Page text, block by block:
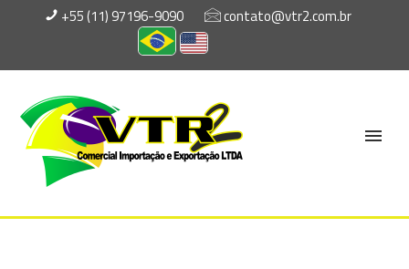
+55 (11) 97196-9090 contato@vtr2.com.br